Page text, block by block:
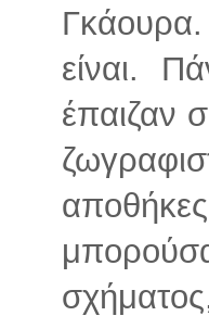
Γκάουρα.
είναι.
έπαιζαν